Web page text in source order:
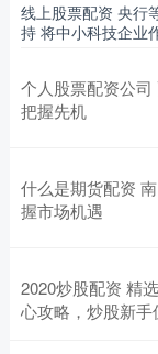
线上股票配资 央行
持 将中小科技企业
个人股票配资公司
把握先机
什么是期货配资
握市场机遇
2020炒股配资 精
心攻略，炒股新手